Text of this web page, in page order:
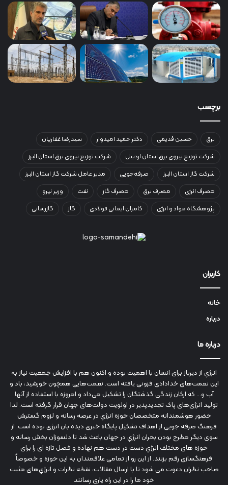
برچسب
برق حسین قدیمی دکتر حمید امیدوار
سیدرضا غفاریان
شرکت توزیع نیروی برق استان اردبیل
شرکت توزیع نیروی برق استان البرز
شرکت گاز استان البرز
صرفه‌جویی
مدیر عامل شرکت گاز استان البرز
مصرف انرژی
مصرف برق مصرف گاز نفت
وزیر نیرو
پژوهشگاه مواد و انرژی
کامران ایمانی فولادی گاز گازرسانی
کاربران
خانه
درباره
درباره ما
انرژي‌ از دیرباز برای انسان با اهمیت بوده و اکنون هم با افزایش جمعیت نیاز به
این نعمت‌های خدادادی فزونی یافته است. نعمت‌هایی همچون خورشید، باد و
آب و... که ارکان زندگی گذشتگان را تشکیل می‌داد و امروزه با استفاده از آنها
تولید انرژی‌های پاک تجدیدپذیر در اولویت دولت‌های جهان قرار گرفته است. لذا
حضور هوشمندانه متخصصان حوزه انرژي در عرصه رسانه و لزوم گسترش
فرهنگ صرفه جویی از اهداف تشکیل پایگاه خبری دیده بان انرژی بوده است. از
سوی دیگر مطرح بودن بحران انرژي در جهان باعث شد تا دلسوزان بخش رسانه و
حوزه های مختلف انرژي دست در دست هم نهاده و فصل تازه ای را برای
فرهنگسازی رقم بزنند. از این رو از تمامی علاقمندان به این حوزه و خصوصاً
صاحب نظران دعوت می شود تا با ارسال مقالات، نقطه نظرات و انرژي‌های مثبت
خود ما را در این راه یاری رسانند